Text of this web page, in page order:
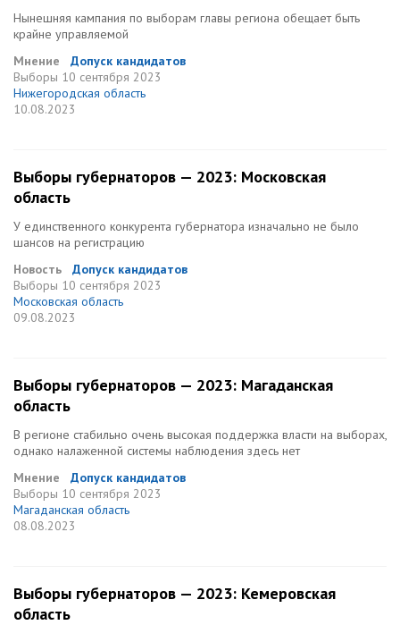
Нынешняя кампания по выборам главы региона обещает быть
крайне управляемой
Мнение
Допуск кандидатов
Выборы 10 сентября 2023
Нижегородская область
10.08.2023
Выборы губернаторов — 2023: Московская
область
У единственного конкурента губернатора изначально не было
шансов на регистрацию
Новость
Допуск кандидатов
Выборы 10 сентября 2023
Московская область
09.08.2023
Выборы губернаторов — 2023: Магаданская
область
В регионе стабильно очень высокая поддержка власти на выборах,
однако налаженной системы наблюдения здесь нет
Мнение
Допуск кандидатов
Выборы 10 сентября 2023
Магаданская область
08.08.2023
Выборы губернаторов — 2023: Кемеровская
область